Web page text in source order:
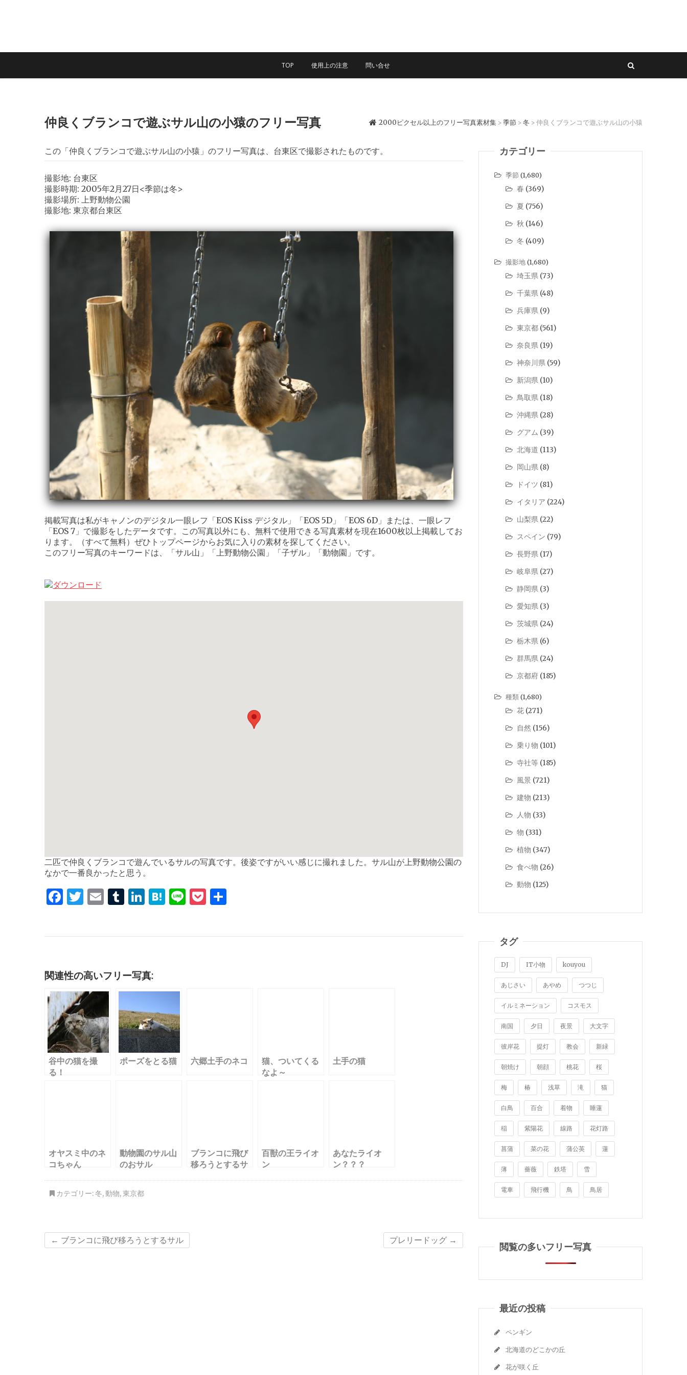
TOP 使用上の注意 問い合せ
仲良くブランコで遊ぶサル山の小猿のフリー写真 2000ピクセル以上のフリー写真素材集 > 季節 > 冬 > 仲良くブランコで遊ぶサル山の小猿
この「仲良くブランコで遊ぶサル山の小猿」のフリー写真は、台東区で撮影されたものです。
撮影地: 台東区
撮影時期: 2005年2月27日<季節は冬>
撮影場所: 上野動物公園
撮影地: 東京都台東区
掲載写真は私がキャノンのデジタル一眼レフ「EOS Kiss デジタル」「EOS 5D」「EOS 6D」または、一眼レフ
「EOS 7」で撮影をしたデータです。この写真以外にも、無料で使用できる写真素材を現在1600枚以上掲載してお
ります。（すべて無料）ぜひトップページからお気に入りの素材を探してください。
このフリー写真のキーワードは、「サル山」「上野動物公園」「子ザル」「動物園」です。
二匹で仲良くブランコで遊んでいるサルの写真です。後姿ですがいい感じに撮れました。サル山が上野動物公園の
なかで一番良かったと思う。
F
o
o
k
T E T Li
n
H Li P
関連性の高いフリー写真:
谷中の猫を撮
る！
ポーズをとる猫 六郷土手のネコ
猫、ついてくる
なよ～
土手の猫
オヤスミ中のネ
コちゃん
動物園のサル山
のおサル
ブランコに飛び
移ろうとするサ
百獣の王ライオ
ン
あなたライオ
ン？？？
カテゴリー:冬,動物,東京都
← ブランコに飛び移ろうとするサル プレリードッグ →
カテゴリー
季節 (1,680)
春 (369)
夏 (756)
秋 (146)
冬 (409)
撮影地(1,680)
埼玉県 (73)
千葉県 (48)
兵庫県 (9)
東京都 (561)
奈良県 (19)
神奈川県 (59)
新潟県 (10)
鳥取県 (18)
沖縄県 (28)
グアム (39)
北海道 (113)
岡山県 (8)
ドイツ (81)
イタリア (224)
山梨県 (22)
スペイン (79)
長野県 (17)
岐阜県 (27)
静岡県 (3)
愛知県 (3)
茨城県 (24)
栃木県 (6)
群馬県 (24)
京都府 (185)
種類(1,680)
花 (271)
自然 (156)
乗り物 (101)
寺社等 (185)
風景 (721)
建物 (213)
人物 (33)
物 (331)
植物 (347)
食べ物 (26)
動物 (125)
タグ
DJ IT小物 kouyou
あじさい あやめ つつじ
イルミネーション コスモス
南国 夕日 夜景 大文字
彼岸花 提灯 教会 新緑
朝焼け 朝顔 桃花 桜
梅 椿 浅草 滝 猫
白鳥 百合 着物 睡蓮
稲 紫陽花 線路 花灯路
菖蒲 菜の花 蒲公英 蓮
薄 薔薇 鉄塔 雪
電車 飛行機 鳥 鳥居
閲覧の多いフリー写真
最近の投稿
ペンギン
北海道のどこかの丘
花が咲く丘